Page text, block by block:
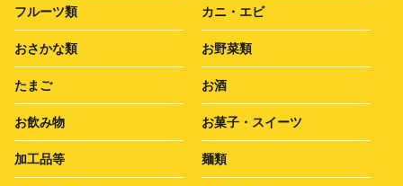
フルーツ類 カニ・エビ
おさかな類 お野菜類
たまご お酒
お飲み物 お菓子・スイーツ
加工品等 麺類